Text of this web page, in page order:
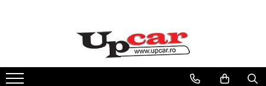
Toate Produsele
Tricicluri Electrice